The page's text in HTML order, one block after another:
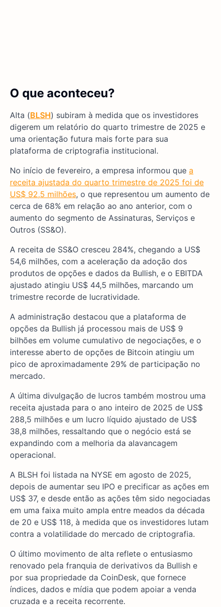
O que aconteceu?
Alta (BLSH) subiram à medida que os investidores
digerem um relatório do quarto trimestre de 2025 e
uma orientação futura mais forte para sua
plataforma de criptografia institucional.
No início de fevereiro, a empresa informou que a
receita ajustada do quarto trimestre de 2025 foi de
US$ 92,5 milhões, o que representou um aumento de
cerca de 68% em relação ao ano anterior, com o
aumento do segmento de Assinaturas, Serviços e
Outros (SS&O).
A receita de SS&O cresceu 284%, chegando a US$
54,6 milhões, com a aceleração da adoção dos
produtos de opções e dados da Bullish, e o EBITDA
ajustado atingiu US$ 44,5 milhões, marcando um
trimestre recorde de lucratividade.
A administração destacou que a plataforma de
opções da Bullish já processou mais de US$ 9
bilhões em volume cumulativo de negociações, e o
interesse aberto de opções de Bitcoin atingiu um
pico de aproximadamente 29% de participação no
mercado.
A última divulgação de lucros também mostrou uma
receita ajustada para o ano inteiro de 2025 de US$
288,5 milhões e um lucro líquido ajustado de US$
38,8 milhões, ressaltando que o negócio está se
expandindo com a melhoria da alavancagem
operacional.
A BLSH foi listada na NYSE em agosto de 2025,
depois de aumentar seu IPO e precificar as ações em
US$ 37, e desde então as ações têm sido negociadas
em uma faixa muito ampla entre meados da década
de 20 e US$ 118, à medida que os investidores lutam
contra a volatilidade do mercado de criptografia.
O último movimento de alta reflete o entusiasmo
renovado pela franquia de derivativos da Bullish e
por sua propriedade da CoinDesk, que fornece
índices, dados e mídia que podem apoiar a venda
cruzada e a receita recorrente.